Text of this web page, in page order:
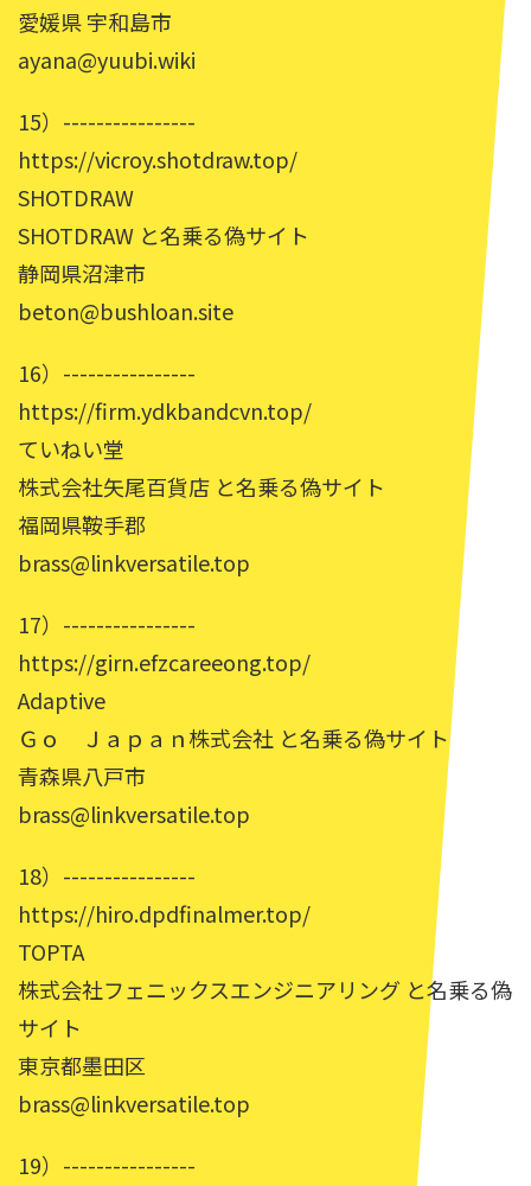
愛媛県 宇和島市
ayana@yuubi.wiki
15）----------------
https://vicroy.shotdraw.top/
SHOTDRAW
SHOTDRAW と名乗る偽サイト
静岡県沼津市
beton@bushloan.site
16）----------------
https://firm.ydkbandcvn.top/
ていねい堂
株式会社矢尾百貨店 と名乗る偽サイト
福岡県鞍手郡
brass@linkversatile.top
17）----------------
https://girn.efzcareeong.top/
Adaptive
Ｇｏ Ｊａｐａｎ株式会社 と名乗る偽サイト
青森県八戸市
brass@linkversatile.top
18）----------------
https://hiro.dpdfinalmer.top/
TOPTA
株式会社フェニックスエンジニアリング と名乗る偽
サイト
東京都墨田区
brass@linkversatile.top
19）----------------